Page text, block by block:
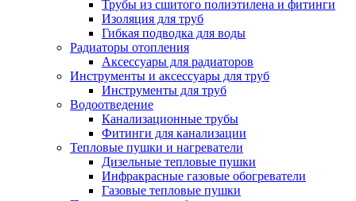
Трубы из сшитого полиэтилена и фитинги
Изоляция для труб
Гибкая подводка для воды
Радиаторы отопления
Аксессуары для радиаторов
Инструменты и аксессуары для труб
Инструменты для труб
Водоотведение
Канализационные трубы
Фитинги для канализации
Тепловые пушки и нагреватели
Дизельные тепловые пушки
Инфракрасные газовые обогреватели
Газовые тепловые пушки